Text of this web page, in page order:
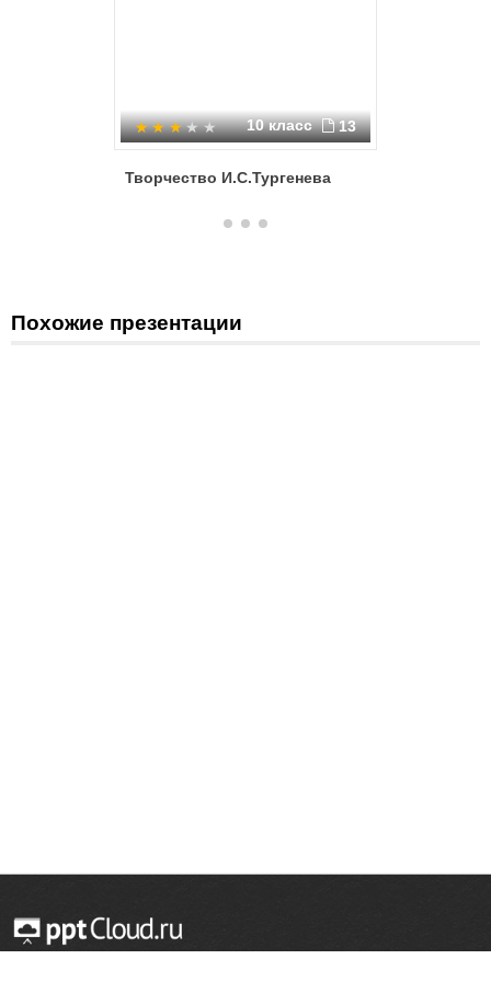
10 класс 13
Творчество И.С.Тургенева
Похожие презентации